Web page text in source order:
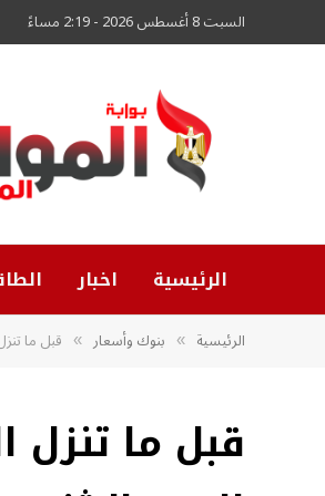
السبت 8 أغسطس 2026 - 2:19 مساءً
الرئيسية اخبار
الرئيسية » بنوك وأسعار » قبل ما
قبل ما